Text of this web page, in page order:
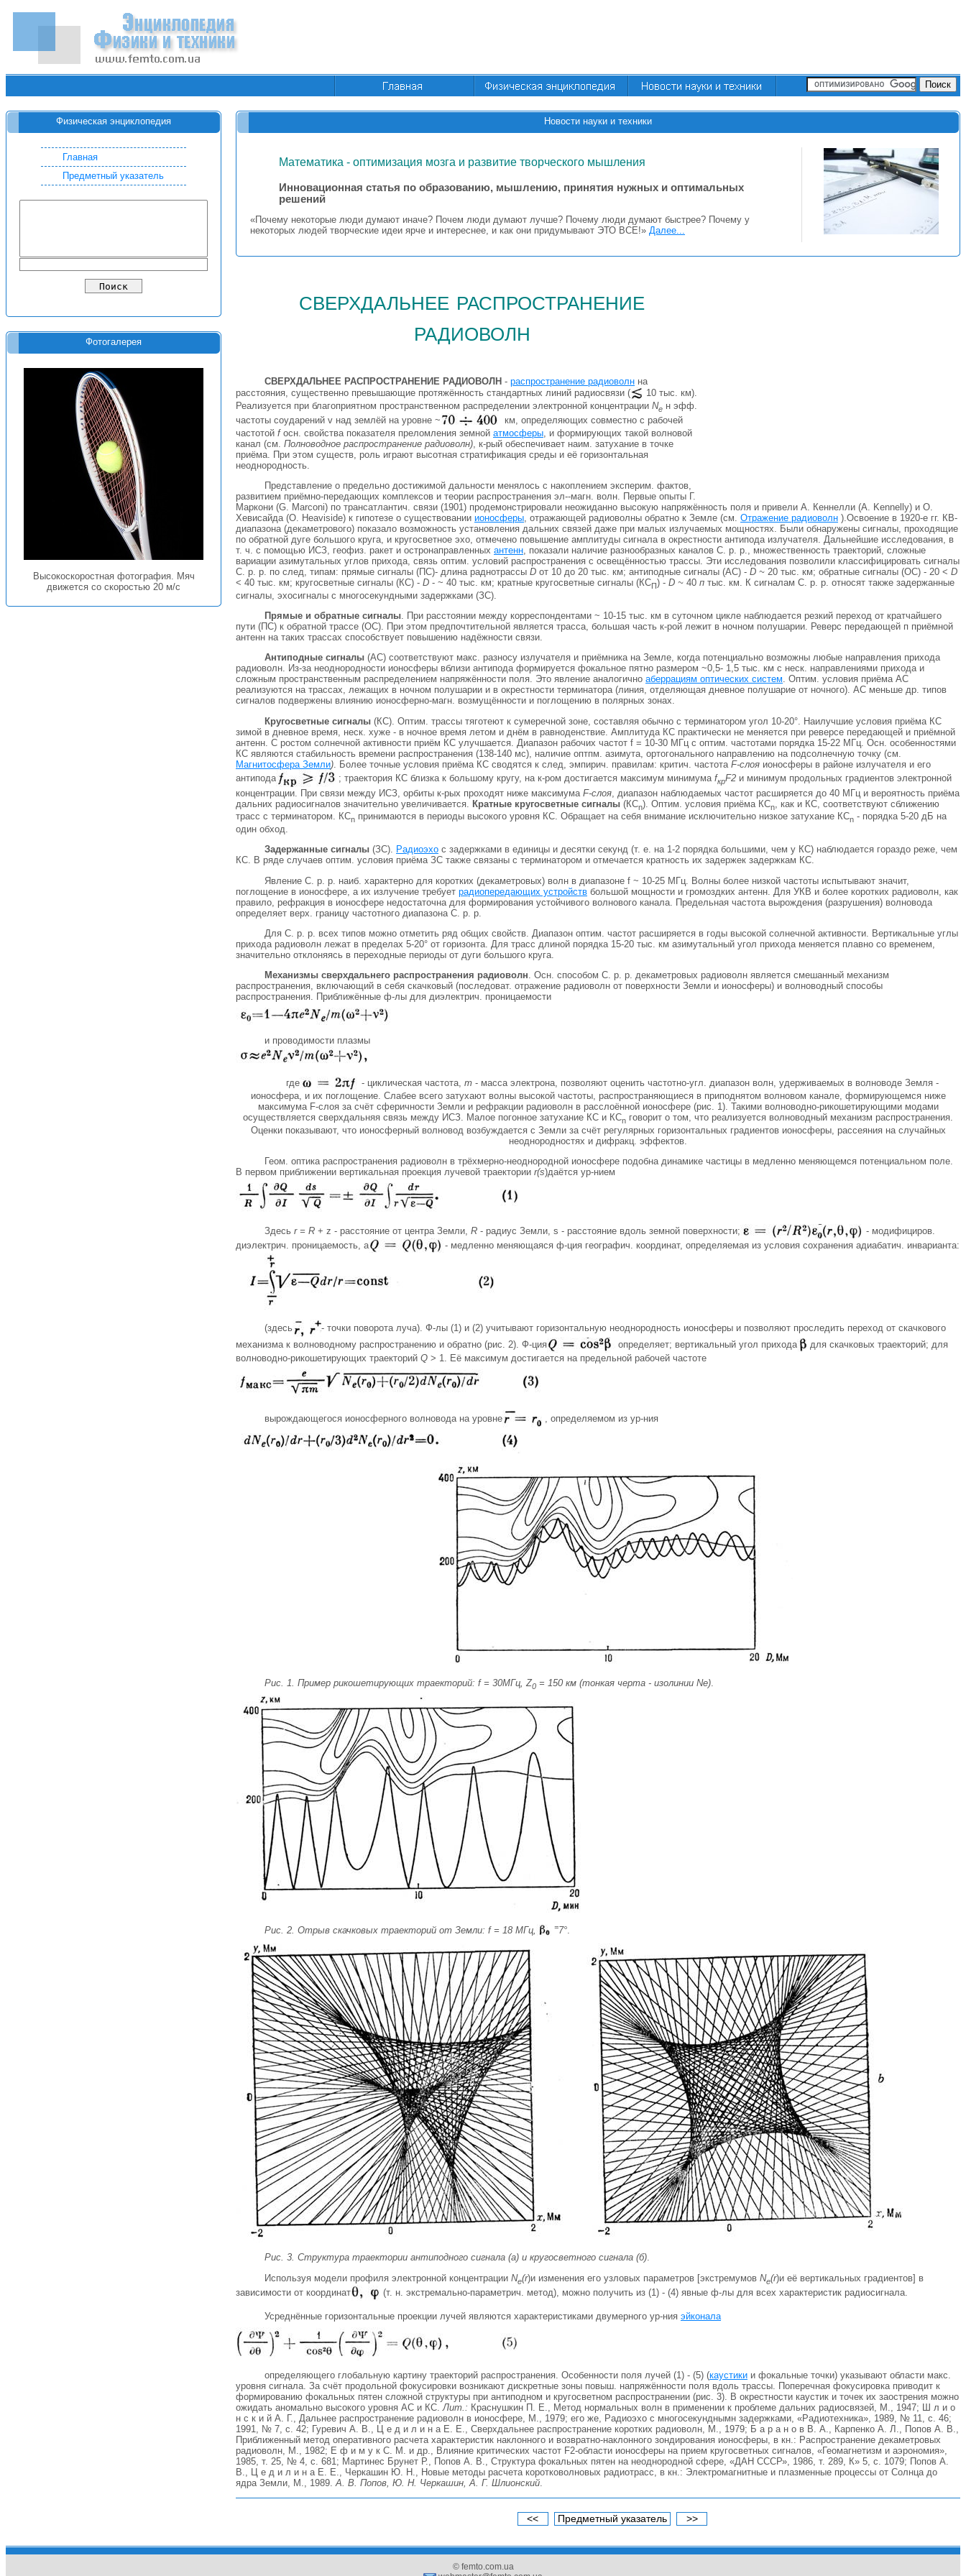
Физическая энциклопедия
Главная
Предметный указатель
Фотогалерея
Высокоскоростная фотография. Мяч
движется со скоростью 20 м/с
Новости науки и техники
Математика - оптимизация мозга и развитие творческого мышления
Инновационная статья по образованию, мышлению, принятия нужных и оптимальных
решений
«Почему некоторые люди думают иначе? Почем люди думают лучше? Почему люди думают быстрее? Почему у
некоторых людей творческие идеи ярче и интереснее, и как они придумывают ЭТО ВСЕ!» Далее...
сверхдальнее распространение
радиоволн
СВЕРХДАЛЬНЕЕ РАСПРОСТРАНЕНИЕ РАДИОВОЛН - распространение радиоволн на
расстояния, существенно превышающие протяжённость стандартных линий радиосвязи (
10 тыс. км).
Реализуется при благоприятном пространственном распределении электронной концентрации Ne н эфф.
частоты соударений v над землёй на уровне ~
км, определяющих совместно с рабочей
частотой fосн. свойства показателя преломления земной атмосферы , и формирующих такой волновой
канал (см. Полноводное распространение радиоволн) , к-рый обеспечивает наим. затухание в точке
приёма. При этом существ, роль играют высотная стратификация среды и её горизонтальная
неоднородность.
Представление о предельно достижимой дальности менялось с накоплением эксперим. фактов,
развитием приёмно-передающих комплексов и теории распространения эл--магн. волн. Первые опыты Г.
Маркони (G. Marconi) по трансатлантич. связи (1901) продемонстрировали неожиданно высокую напряжённость поля и привели А. Кеннелли (A. Kennelly) и О.
Хевисайда (О. Heaviside) к гипотезе о существовании ионосферы , отражающей радиоволны обратно к Земле (см. Отражение радиоволн ).Освоение в 1920-е гг. КВ-
диапазона (декаметрового) показало возможность установления дальних связей даже при малых излучаемых мощностях. Были обнаружены сигналы, проходящие
по обратной дуге большого круга, и кругосветное эхо, отмечено повышение амплитуды сигнала в окрестности антипода излучателя. Дальнейшие исследования, в
т. ч. с помощью ИСЗ, геофиз. ракет и остронаправленных антенн , показали наличие разнообразных каналов С. р. р., множественность траекторий, сложные
вариации азимутальных углов прихода, связь оптим. условий распространения с освещённостью трассы. Эти исследования позволили классифицировать сигналы
С. р. р. по след, типам: прямые сигналы (ПС)- длина раднотрассы D от 10 до 20 тыс. км; антиподные сигналы (АС) - D ~ 20 тыс. км; обратные сигналы (ОС) - 20 < D
< 40 тыс. км; кругосветные сигналы (КС) - D - ~ 40 тыс. км; кратные кругосветные сигналы (КСП) - D ~ 40 п тыс. км. К сигналам С. р. р. относят также задержанные
сигналы, эхосигналы с многосекундными задержками (ЗС).
Прямые и обратные сигналы . При расстоянии между корреспондентами ~ 10-15 тыс. км в суточном цикле наблюдается резкий переход от кратчайшего
пути (ПС) к обратной трассе (ОС). При этом предпочтительной является трасса, большая часть к-рой лежит в ночном полушарии. Реверс передающей п приёмной
антенн на таких трассах способствует повышению надёжности связи.
Антиподные сигналы (АС) соответствуют макс. разносу излучателя и приёмника на Земле, когда потенциально возможны любые направления прихода
радиоволн. Из-за неоднородности ионосферы вблизи антипода формируется фокальное пятно размером ~0,5- 1,5 тыс. км с неск. направлениями прихода и
сложным пространственным распределением напряжённости поля. Это явление аналогично аберрациям оптических систем. Оптим. условия приёма АС
реализуются на трассах, лежащих в ночном полушарии и в окрестности терминатора (линия, отделяющая дневное полушарие от ночного). АС меньше др. типов
сигналов подвержены влиянию ионосферно-магн. возмущённости и поглощению в полярных зонах.
Кругосветные сигналы (КС). Оптим. трассы тяготеют к сумеречной зоне, составляя обычно с терминатором угол 10-20°. Наилучшие условия приёма КС
зимой в дневное время, неск. хуже - в ночное время летом и днём в равноденствие. Амплитуда КС практически не меняется при реверсе передающей и приёмной
антенн. С ростом солнечной активности приём КС улучшается. Диапазон рабочих частот f = 10-30 МГц с оптим. частотами порядка 15-22 МГц. Осн. особенностями
КС являются стабильность времени распространения (138-140 мс), наличие оптпм. азимута, ортогонального направлению на подсолнечную точку (см.
Магнитосфера Земли) . Более точные условия приёма КС сводятся к след, эмпирич. правилам: критич. частота F-слоя ионосферы в районе излучателя и его
антипода
; траектория КС близка к большому кругу, на к-ром достигается максимум минимума fкрF2 и минимум продольных градиентов электронной
концентрации. При связи между ИСЗ, орбиты к-рых проходят ниже максимума F-слоя , диапазон наблюдаемых частот расширяется до 40 МГц и вероятность приёма
дальних радиосигналов значительно увеличивается. Кратные кругосветные сигналы (КСn). Оптим. условия приёма КСn
, как и КС, соответствуют сближению
трасс с терминатором. КСn принимаются в периоды высокого уровня КС. Обращает на себя внимание исключительно низкое затухание КСn - порядка 5-20 дБ на
один обход.
Задержанные сигналы (ЗС). Радиоэхо с задержками в единицы и десятки секунд (т. е. на 1-2 порядка большими, чем у КС) наблюдается гораздо реже, чем
КС. В ряде случаев оптим. условия приёма ЗС также связаны с терминатором и отмечается кратность их задержек задержкам КС.
Явление С. р. р. наиб. характерно для коротких (декаметровых) волн в диапазоне f ~ 10-25 МГц. Волны более низкой частоты испытывают значит,
поглощение в ионосфере, а их излучение требует радиопередающих устройств большой мощности и громоздких антенн. Для УКВ и более коротких радиоволн, как
правило, рефракция в ионосфере недостаточна для формирования устойчивого волнового канала. Предельная частота вырождения (разрушения) волновода
определяет верх. границу частотного диапазона С. р. р.
Для С. р. р. всех типов можно отметить ряд общих свойств. Диапазон оптим. частот расширяется в годы высокой солнечной активности. Вертикальные углы
прихода радиоволн лежат в пределах 5-20° от горизонта. Для трасс длиной порядка 15-20 тыс. км азимутальный угол прихода меняется плавно со временем,
значительно отклоняясь в переходные периоды от дуги большого круга.
Механизмы сверхдальнего распространения радиоволн. Осн. способом С. р. р. декаметровых радиоволн является смешанный механизм
распространения, включающий в себя скачковый (последоват. отражение радиоволн от поверхности Земли и ионосферы) и волноводный способы
распространения. Приближённые ф-лы для диэлектрич. проницаемости
и проводимости плазмы
где - циклическая частота, т - масса электрона, позволяют оценить частотно-угл. диапазон волн, удерживаемых в волноводе Земля -
ионосфера, и их поглощение. Слабее всего затухают волны высокой частоты, распространяющиеся в приподнятом волновом канале, формирующемся ниже
максимума F-слоя за счёт сферичности Земли и рефракции радиоволн в расслоённой ионосфере (рис. 1). Такими волноводно-рикошетирующими модами
осуществляется сверхдальняя связь между ИСЗ. Малое погонное затухание КС и КСn говорит о том, что реализуется волноводный механизм распространения.
Оценки показывают, что ионосферный волновод возбуждается с Земли за счёт регулярных горизонтальных градиентов ионосферы, рассеяния на случайных
неоднородностях и дифракц. эффектов.
Геом. оптика распространения радиоволн в трёхмерно-неоднородной ионосфере подобна динамике частицы в медленно меняющемся потенциальном поле.
В первом приближении вертикальная проекция лучевой траектории r(s)даётся ур-нием
Здесь r = R + z - расстояние от центра Земли, R - радиус Земли, s - расстояние вдоль земной поверхности;
- модифициров.
диэлектрич. проницаемость, а
- медленно меняющаяся ф-ция географич. координат, определяемая из условия сохранения адиабатич. инварианта:
(здесь
- точки поворота луча). Ф-лы (1) и (2) учитывают горизонтальную неоднородность ионосферы и позволяют проследить переход от скачкового
механизма к волноводному распространению и обратно (рис. 2). Ф-ция
определяет; вертикальный угол прихода
для скачковых траекторий; для
волноводно-рикошетирующих траекторий Q > 1. Её максимум достигается на предельной рабочей частоте
вырождающегося ионосферного волновода на уровне , определяемом из ур-ния
Рис. 1. Пример рикошетирующих траекторий: f = 30МГц, Z0 = 150 км (тонкая черта - изолинии Ne)
Рис. 2. Отрыв скачковых траекторий от Земли: f = 18 МГц, =7°
Рис. 3. Структура траектории антиподного сигнала (а) и кругосветного сигнала (б).
Используя модели профиля электронной концентрации Ne(r)и изменения его узловых параметров [экстремумов Ne(r)и её вертикальных градиентов] в
зависимости от координат
(т. н. экстремально-параметрич. метод), можно получить из (1) - (4) явные ф-лы для всех характеристик радиосигнала.
Усреднённые горизонтальные проекции лучей являются характеристиками двумерного ур-ния эйконала
определяющего глобальную картину траекторий распространения. Особенности поля лучей (1) - (5) (каустики и фокальные точки) указывают области макс.
уровня сигнала. За счёт продольной фокусировки возникают дискретные зоны повыш. напряжённости поля вдоль трассы. Поперечная фокусировка приводит к
формированию фокальных пятен сложной структуры при антиподном и кругосветном распространении (рис. 3). В окрестности каустик и точек их заострения можно
ожидать аномально высокого уровня АС и КС. Лит.: Краснушкин П. Е., Метод нормальных волн в применении к проблеме дальних радиосвязей, М., 1947; Ш л и о
н с к и й А. Г., Дальнее распространение радиоволн в ионосфере, М., 1979; его же, Радиоэхо с многосекунднымн задержками, «Радиотехника», 1989, № 11, с. 46;
1991, № 7, с. 42; Гуревич А. В., Ц е д и л и н а Е. Е., Сверхдальнее распространение коротких радиоволн, М., 1979; Б а р а н о в В. А., Карпенко А. Л., Попов А. В.,
Приближенный метод оперативного расчета характеристик наклонного и возвратно-наклонного зондирования ионосферы, в кн.: Распространение декаметровых
радиоволн, М., 1982; Е ф и м у к С. М. и др., Влияние критических частот F2-области ионосферы на прием кругосветных сигналов, «Геомагнетизм и аэрономия»,
1985, т. 25, № 4, с. 681; Мартинес Брунет Р., Попов А. В., Структура фокальных пятен на неоднородной сфере, «ДАН СССР», 1986, т. 289, К» 5, с. 1079; Попов А.
В., Ц е д и л и н а Е. Е., Черкашин Ю. Н., Новые методы расчета коротковолновых радиотрасс, в кн.: Электромагнитные и плазменные процессы от Солнца до
ядра Земли, М., 1989. А. В. Попов, Ю. Н. Черкашин, А. Г. Шлионский
<< Предметный указатель >>
© femto.com.ua